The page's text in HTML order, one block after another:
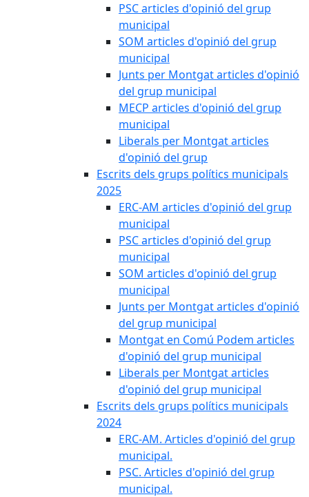
PSC articles d'opinió del grup
municipal
SOM articles d'opinió del grup
municipal
Junts per Montgat articles d'opinió
del grup municipal
MECP articles d'opinió del grup
municipal
Liberals per Montgat articles
d'opinió del grup
Escrits dels grups polítics municipals
2025
ERC-AM articles d'opinió del grup
municipal
PSC articles d'opinió del grup
municipal
SOM articles d'opinió del grup
municipal
Junts per Montgat articles d'opinió
del grup municipal
Montgat en Comú Podem articles
d'opinió del grup municipal
Liberals per Montgat articles
d'opinió del grup municipal
Escrits dels grups polítics municipals
2024
ERC-AM. Articles d'opinió del grup
municipal.
PSC. Articles d'opinió del grup
municipal.